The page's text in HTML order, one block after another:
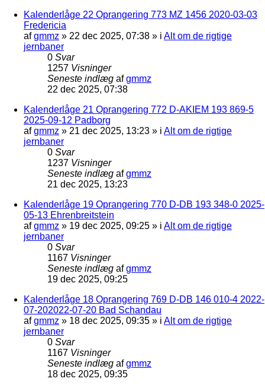
Kalenderlåge 22 Oprangering 773 MZ 1456 2020-03-03
Fredericia
afgmmz » 22 dec 2025, 07:38 » i Alt om de rigtige
jernbaner
0 Svar
1257 Visninger
Seneste indlæg afgmmz
22 dec 2025, 07:38
Kalenderlåge 21 Oprangering 772 D-AKIEM 193 869-5
2025-09-12 Padborg
afgmmz » 21 dec 2025, 13:23 » i Alt om de rigtige
jernbaner
0 Svar
1237 Visninger
Seneste indlæg afgmmz
21 dec 2025, 13:23
Kalenderlåge 19 Oprangering 770 D-DB 193 348-0 2025-
05-13 Ehrenbreitstein
afgmmz » 19 dec 2025, 09:25 » i Alt om de rigtige
jernbaner
0 Svar
1167 Visninger
Seneste indlæg afgmmz
19 dec 2025, 09:25
Kalenderlåge 18 Oprangering 769 D-DB 146 010-4 2022-
07-202022-07-20 Bad Schandau
afgmmz » 18 dec 2025, 09:35 » i Alt om de rigtige
jernbaner
0 Svar
1167 Visninger
Seneste indlæg afgmmz
18 dec 2025, 09:35